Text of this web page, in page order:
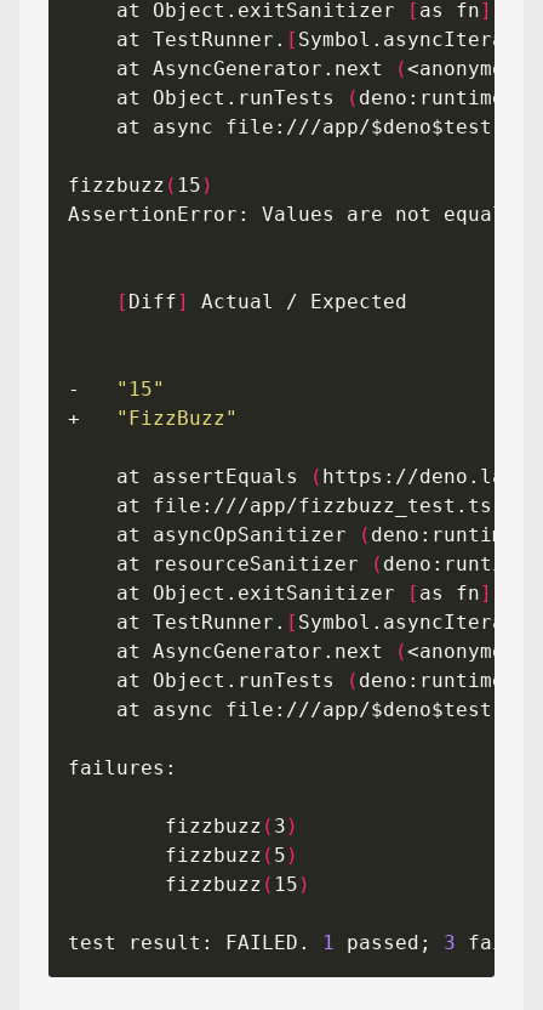
    at Object.exitSanitizer
[ as fn]
    at TestRunner.
[ Symbol.asyncIterator
    at AsyncGenerator.next
(<anonymous>
    at Object.runTests
( deno:runtime/
fizzbuzz ( 15 )
[ Diff]
-
"15"
+
"FizzBuzz"
    at assertEquals
( https://deno.land/
    at asyncOpSanitizer
(
    at resourceSanitizer
(
    at Object.exitSanitizer
[ as fn]
    at TestRunner.
[ Symbol.asyncIterator
    at AsyncGenerator.next
(<anonymous>
    at Object.runTests
( deno:runtime/
        fizzbuzz
( 3 )
        fizzbuzz
( 5 )
        fizzbuzz
( 15 )
test result: FAILED. 1 passed; 3